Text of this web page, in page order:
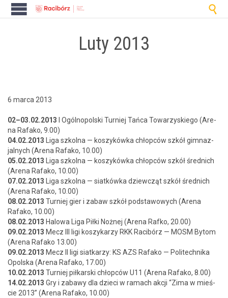

Luty 2013
6 marca 2013
02–03.02.2013 I Ogólnopol­s­ki Turniej Tań­ca Towarzyskiego (Are­
na Rafako, 9.00)
04.02.2013 Liga szkol­na — koszykówka chłopców szkół gim­naz­
jal­nych (Are­na Rafako, 10.00)
05.02.2013 Liga szkol­na — koszykówka chłopców szkół śred­nich
(Are­na Rafako, 10.00)
07.02.2013 Liga szkol­na — siatkówka dziew­cząt szkół śred­nich
(Are­na Rafako, 10.00)
08.02.2013 Turniej gier i zabaw szkół pod­sta­wowych (Are­na
Rafako, 10.00)
08.02.2013 Halowa Liga Pił­ki Nożnej (Are­na Rafko, 20.00)
09.02.2013 Mecz III ligi koszykarzy RKK Racibórz — MOSM Bytom
(Are­na Rafako 13.00)
09.02.2013 Mecz II ligi siatkarzy: KS AZS Rafako — Politech­ni­ka
Opol­s­ka (Are­na Rafako, 17.00)
10.02.2013 Turniej piłkars­ki chłopców U11 (Are­na Rafako, 8.00)
14.02.2013 Gry i zabawy dla dzieci w ramach akcji “Zima w mieś­
cie 2013” (Are­na Rafako, 10.00)